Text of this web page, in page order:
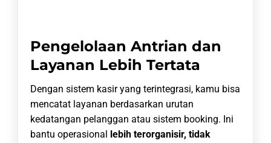
Pengelolaan Antrian dan
Layanan Lebih Tertata
Dengan sistem kasir yang terintegrasi, kamu bisa
mencatat layanan berdasarkan urutan
kedatangan pelanggan atau sistem booking. Ini
bantu operasional
lebih terorganisir, tidak